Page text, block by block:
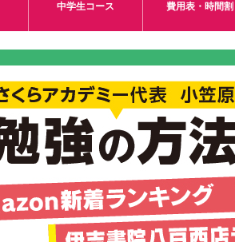
中学生コース 費用表・時間割